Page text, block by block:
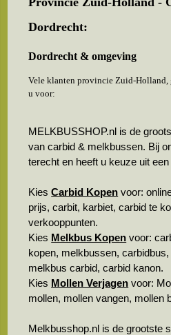
Dordrecht:
Dordrecht & omgeving
Vele klanten provincie Zuid-Holland,
u voor:
MELKBUSSHOP.nl is de
van carbid & melkbussen. Bij
terecht en heeft u keuze uit
KiesCarbid Kopen voor:
prijs, carbit, karbiet, carbid te
verkooppunten.
Kies Melkbus Kopen voor:
kopen, melkbussen,
melkbus carbid, carbid kanon.
Kies Mollen Verjagen voor:
mollen, mollen vangen, mollen
Melkbusshop.nl is de grootste